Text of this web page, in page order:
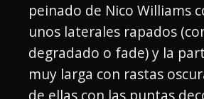
peinado de Nico Williams
unos laterales rapados
degradado o fade) y la
muy larga con rastas
de ellas con las puntas